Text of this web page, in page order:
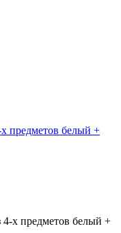
предметов белый +